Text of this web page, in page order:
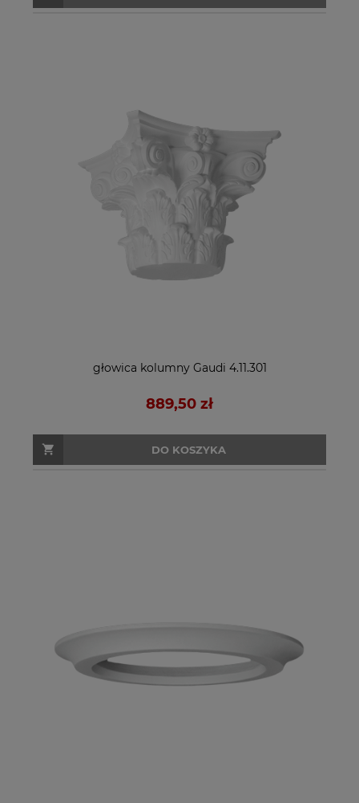
głowica kolumny Gaudi 4.11.301
889,50 zł
DO KOSZYKA